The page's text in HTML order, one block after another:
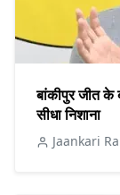
बांकीपुर जीत के
सीधा निशाना
Jaankari